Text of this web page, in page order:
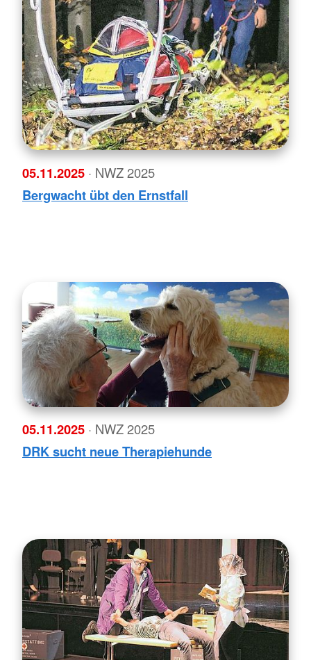
05.11.2025 · NWZ 2025
Bergwacht übt den Ernstfall
05.11.2025 · NWZ 2025
DRK sucht neue Therapiehunde